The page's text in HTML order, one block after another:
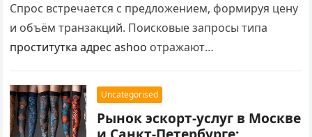
Спрос встречается с предложением, формируя цену
и объём транзакций. Поисковые запросы типа
проститутка адрес ashoo отражают
услугам в конкретной локации. Разбираем
экономическую структуру рынка: факторы спроса,
механизмы предложения, ценообразование и
Uncategorised
Рынок эскорт-услуг в Москве